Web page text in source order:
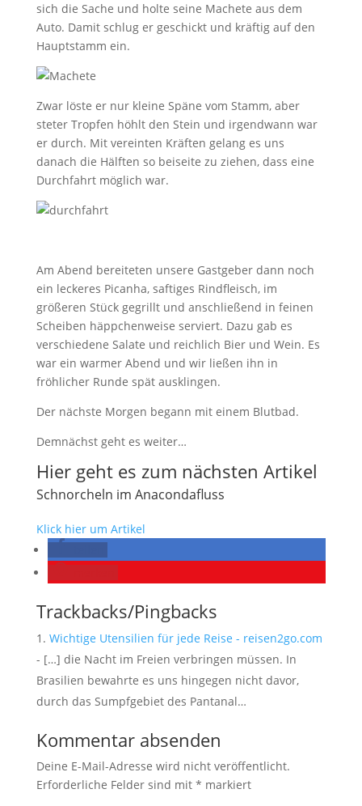
sich die Sache und holte seine Machete aus dem
Auto. Damit schlug er geschickt und kräftig auf den
Hauptstamm ein.
Zwar löste er nur kleine Späne vom Stamm, aber
steter Tropfen höhlt den Stein und irgendwann war
er durch. Mit vereinten Kräften gelang es uns
danach die Hälften so beiseite zu ziehen, dass eine
Durchfahrt möglich war.
Am Abend bereiteten unsere Gastgeber dann noch
ein leckeres Picanha, saftiges Rindfleisch, im
größeren Stück gegrillt und anschließend in feinen
Scheiben häppchenweise serviert. Dazu gab es
verschiedene Salate und reichlich Bier und Wein. Es
war ein warmer Abend und wir ließen ihn in
fröhlicher Runde spät ausklingen.
Der nächste Morgen begann mit einem Blutbad.
Demnächst geht es weiter…
Hier geht es zum nächsten Artikel
Schnorcheln im Anacondafluss
Klick hier um Artikel
Trackbacks/Pingbacks
Wichtige Utensilien für jede Reise - reisen2go.com
- […] die Nacht im Freien verbringen müssen. In
Brasilien bewahrte es uns hingegen nicht davor,
durch das Sumpfgebiet des Pantanal…
Kommentar absenden
Deine E-Mail-Adresse wird nicht veröffentlicht.
Erforderliche Felder sind mit * markiert